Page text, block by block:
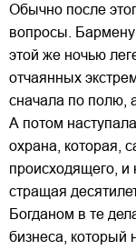
Обычно после
вопросы.
этой же ночью
отчаянных
сначала по полю,
А потом
охрана, которая,
происходящего, и
стращая
Богданом в те
бизнеса, который